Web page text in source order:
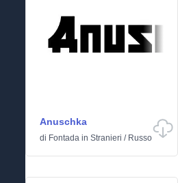
Anuschka
di Fontada in Stranieri / Russo